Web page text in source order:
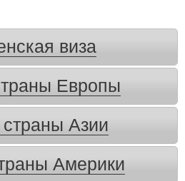
виза
Европы
Азии
Америки